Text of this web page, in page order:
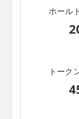
ホール
トーク